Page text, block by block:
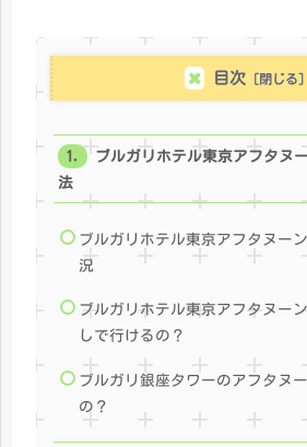
目次
ブルガリホテル東京アフタヌ
法
ブルガリホテル東京アフタヌー
況
ブルガリホテル東京アフタヌー
しで行けるの？
ブルガリ銀座タワーのアフタヌ
の？